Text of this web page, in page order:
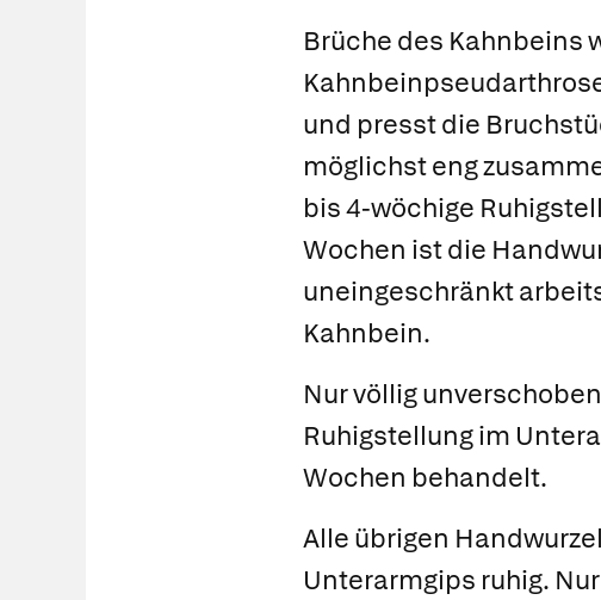
Brüche des Kahnbeins
und presst die
möglichst eng
bis 4-wöchige
Wochen ist die
uneingeschränkt
Kahnbein.
Nur völlig
Ruhigstellung im
Wochen behandelt.
Alle übrigen
Unterarmgips ruhig.